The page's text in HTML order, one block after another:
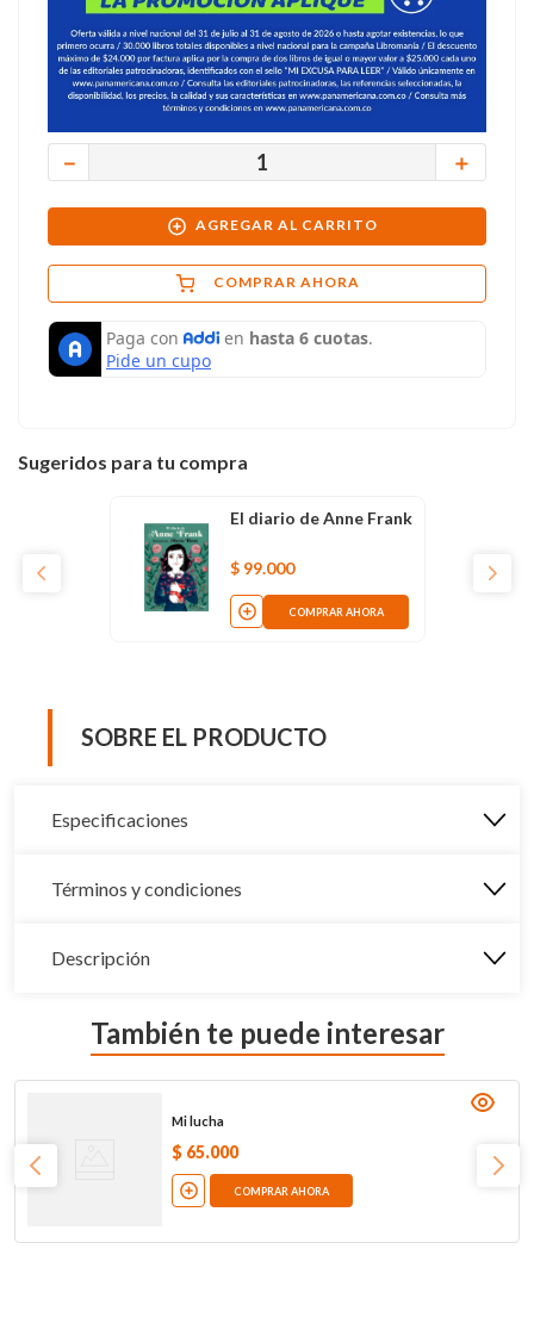
＋
－
AGREGAR AL CARRITO
COMPRAR AHORA
Sugeridos para tu compra
El diario de Anne Frank
$ 99.000
COMPRAR AHORA
SOBRE EL PRODUCTO
Especificaciones
Términos y condiciones
Descripción
También te puede interesar
Mi lucha
$ 65.000
COMPRAR AHORA